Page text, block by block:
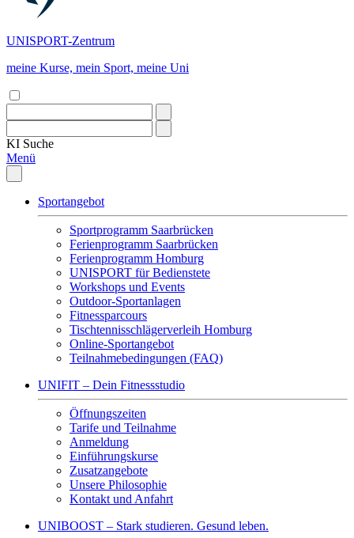
UNISPORT-Zentrum
meine Kurse, mein Sport, meine Uni
KI Suche
Menü
Sportangebot
Sportprogramm Saarbrücken
Ferienprogramm Saarbrücken
Ferienprogramm Homburg
UNISPORT für Bedienstete
Workshops und Events
Outdoor-Sportanlagen
Fitnessparcours
Tischtennisschlägerverleih Homburg
Online-Sportangebot
Teilnahmebedingungen (FAQ)
UNIFIT – Dein Fitnessstudio
Öffnungszeiten
Tarife und Teilnahme
Anmeldung
Einführungskurse
Zusatzangebote
Unsere Philosophie
Kontakt und Anfahrt
UNIBOOST – Stark studieren. Gesund leben.